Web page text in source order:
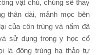
vật chủ, chúng sẽ thay
thân dài, mảnh mọc bên
của côn trùng và nấm đã
sử dụng trong y học cổ
là đông trùng hạ thảo tự